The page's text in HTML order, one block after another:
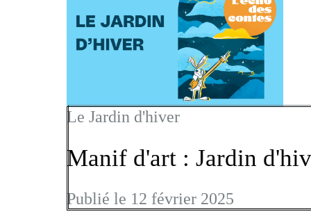
Le Jardin d'hiver
Manif d'art : Jardin
Publié le 12 février 2025